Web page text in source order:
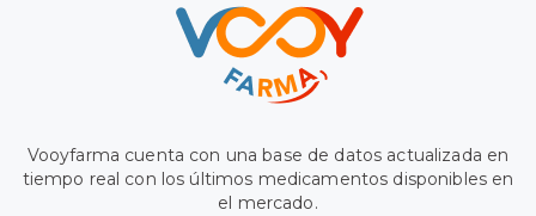
Vooyfarma cuenta con una base de datos actualizada en
tiempo real con los últimos medicamentos disponibles en
el mercado.